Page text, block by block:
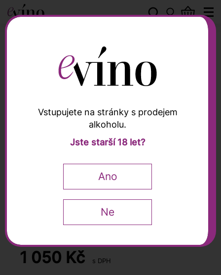
Champagne Brut
Réserve Grand Cru,
Vazart-Coquart, 0,75l
91 / 100 Wine Enthusiast90 / 100
1 050 Kč s DPH
Vstupujete na stránky s prodejem
alkoholu.
Jste starší 18 let?
Ano
Ne